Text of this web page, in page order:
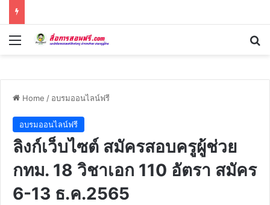
Menu
Home / อบรมออนไลน์ฟรี
อบรมออนไลน์ฟรี
ลิงก์เว็บไซต์ สมัครสอบครูผู้ช่วย
กทม. 18 วิชาเอก 110 อัตรา สมัคร
6-13 ธ.ค.2565